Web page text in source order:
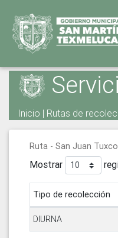
Inicio | Rutas de
Ruta - San Juan Tuxco
Mostrar
Tipo de recolección
DIURNA